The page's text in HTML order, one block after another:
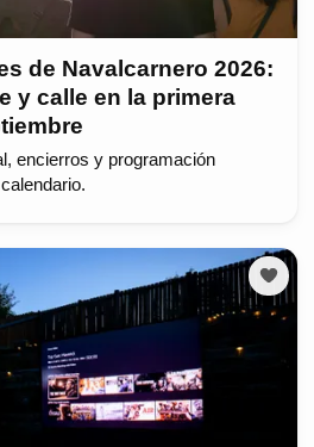
de Navalcarnero 2026:
y calle en la primera
encierros y programación